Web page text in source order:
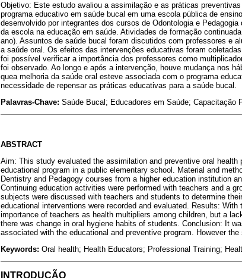
Objetivo: Este estudo avaliou a assimilação e as práticas
programa educativo em saúde bucal em uma escola pública de
desenvolvido por integrantes dos cursos de Odontologia e
da escola na educação em saúde. Atividades de formação
ano). Assuntos de saúde bucal foram discutidos com professores e
a saúde oral. Os efeitos das intervenções educativas foram
foi possível verificar a importância dos professores como
foi observado. Ao longo e após a intervenção, houve mudança nos
quea melhoria da saúde oral esteve associada com o programa
necessidade de repensar as práticas educativas para a saúde bucal.
Palavras-Chave: Saúde Bucal; Educadores em Saúde; Capacitação
ABSTRACT
Aim: This study evaluated the assimilation and preventive oral
educational program in a public elementary school. Material and
Dentistry and Pedagogy courses from a higher education institution
Continuing education activities were performed with teachers and a
subjects were discussed with teachers and students to determine
educational interventions were recorded and evaluated. Results:
importance of teachers as health multipliers among children, but a
there was change in oral hygiene habits of students. Conclusion: It
associated with the educational and preventive program. However
Keywords: Oral health; Health Educators; Professional Training;
INTRODUÇÃO